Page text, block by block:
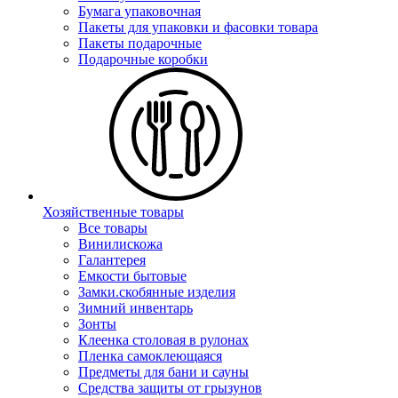
Бумага упаковочная
Пакеты для упаковки и фасовки товара
Пакеты подарочные
Подарочные коробки
Хозяйственные товары
Все товары
Винилискожа
Галантерея
Емкости бытовые
Замки.скобянные изделия
Зимний инвентарь
Зонты
Клеенка столовая в рулонах
Пленка самоклеющаяся
Предметы для бани и сауны
Средства защиты от грызунов